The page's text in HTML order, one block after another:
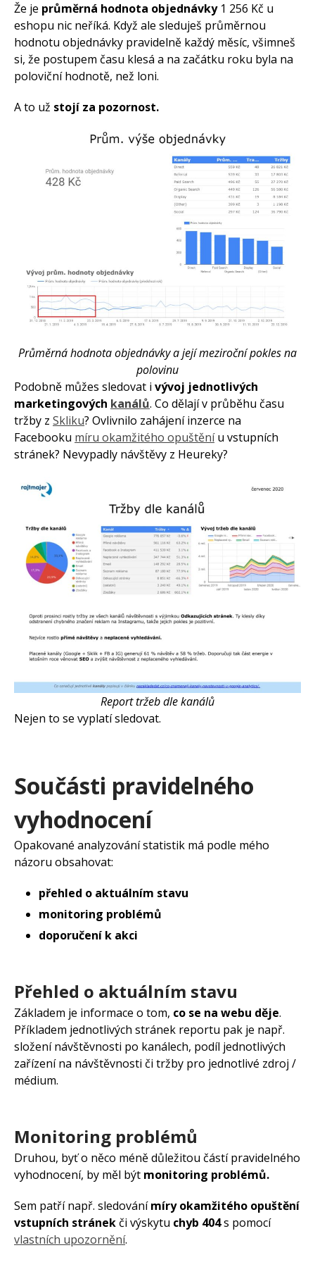
zbožácích
Že je průměrná hodnota objednávky1 256 Kč u
eshopu nic neříká. Když ale sleduješ průměrnou
hodnotu objednávky pravidelně každý měsíc, všimneš
si, že postupem času klesá a na začátku roku byla na
poloviční hodnotě, než loni.
A to už stojí za pozornost.
Průměrná hodnota objednávky a její meziroční pokles na
polovinu
Podobně můžes sledovat i vývoj jednotlivých
marketingových kanálů. Co dělají v průběhu času
tržby z Skliku? Ovlivnilo zahájení inzerce na
Facebooku míru okamžitého opuštěníu vstupních
stránek? Nevypadly návštěvy z Heureky?
Report tržeb dle kanálů
Nejen to se vyplatí sledovat.
Součásti pravidelného
vyhodnocení
Opakované analyzování statistik má podle mého
názoru obsahovat:
přehled o aktuálním stavu
monitoring problémů
doporučení k akci
Přehled o aktuálním stavu
Základem je informace o tom, co se na webu děje.
Příkladem jednotlivých stránek reportu pak je např.
složení návštěvnosti po kanálech, podíl jednotlivých
zařízení na návštěvnosti či tržby pro jednotlivé zdroj /
médium.
Monitoring problémů
Druhou, byť o něco méně důležitou částí pravidelného
vyhodnocení, by měl být monitoring problémů.
Sem patří např. sledovánímíry okamžitého opuštění
vstupních stránek či výskytu chyb 404s pomocí
vlastních upozornění.